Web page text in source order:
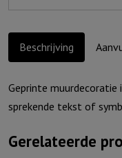
Beschrijving
Geprinte muurdecoratie
sprekende tekst of
Gerelateerde